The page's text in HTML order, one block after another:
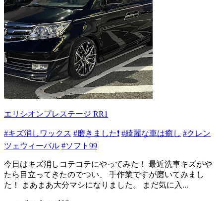
エリシオンプレステージ RR1
#キズ消しワックス #磨きました❗ #綺麗な車は癒し #クレン
ツェウィーバル #ソフト99
今日はキズ消しコテコテにやってみた！ 最近洗車キズがや
たら目立ってきたのでつい、 手作業ですが磨いてみまし
た！ まあまあ大分マシになりました。 まだ気に入...